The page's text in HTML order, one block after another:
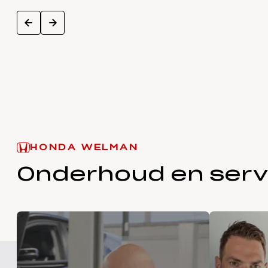
prev next
HONDA WELMAN
Onderhoud en